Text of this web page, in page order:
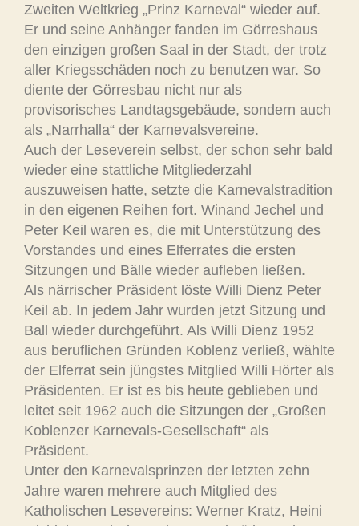
Zweiten Weltkrieg „Prinz Karneval“ wieder auf.
Er und seine Anhänger fanden im Görreshaus
den einzigen großen Saal in der Stadt, der trotz
aller Kriegsschäden noch zu benutzen war. So
diente der Görresbau nicht nur als
provisorisches Landtagsgebäude, sondern auch
als „Narrhalla“ der Karnevalsvereine.
Auch der Leseverein selbst, der schon sehr bald
wieder eine stattliche Mitgliederzahl
auszuweisen hatte, setzte die Karnevalstradition
in den eigenen Reihen fort. Winand Jechel und
Peter Keil waren es, die mit Unterstützung des
Vorstandes und eines Elferrates die ersten
Sitzungen und Bälle wieder aufleben ließen.
Als närrischer Präsident löste Willi Dienz Peter
Keil ab. In jedem Jahr wurden jetzt Sitzung und
Ball wieder durchgeführt. Als Willi Dienz 1952
aus beruflichen Gründen Koblenz verließ, wählte
der Elferrat sein jüngstes Mitglied Willi Hörter als
Präsidenten. Er ist es bis heute geblieben und
leitet seit 1962 auch die Sitzungen der „Großen
Koblenzer Karnevals-Gesellschaft“ als
Präsident.
Unter den Karnevalsprinzen der letzten zehn
Jahre waren mehrere auch Mitglied des
Katholischen Lesevereins: Werner Kratz, Heini